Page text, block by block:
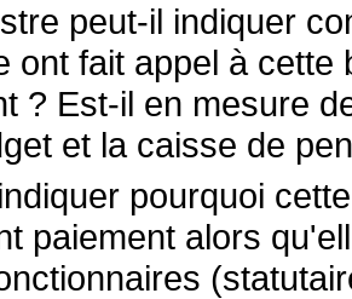
peut-il indiquer
ont fait appel à cette
? Est-il en mesure
et la caisse de
pourquoi
paiement alors